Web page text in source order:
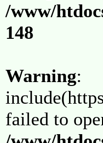
/www/
148
Warning:
failed to